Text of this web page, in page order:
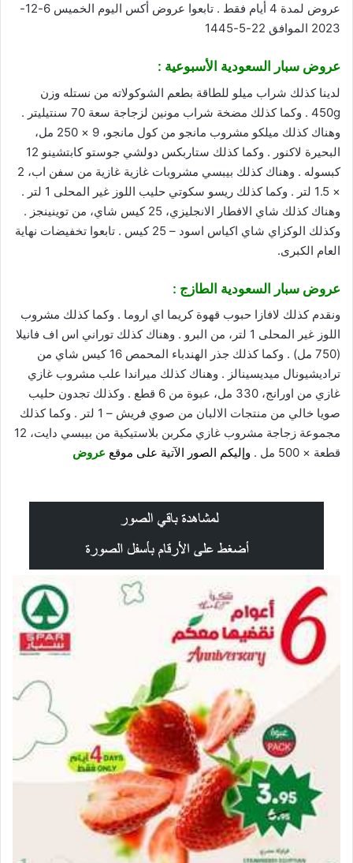
عروض لمدة 4 أيام فقط . تابعوا
عروض أكس
اليوم الخميس 6-12-
2023 الموافق 22-5-1445
عروض سبار السعودية الأسبوعية :
لدينا كذلك شراب ميلو للطاقة بطعم الشوكولاته من نستله وزن
450g . وكما كذلك مضخة شراب مونين لزجاجة سعة 70 سنتيليتر .
وهناك كذلك ميلكو مشروب مانجو من كول مانجو، 9 × 250 مل،
البحيرة لاكنور . وكما كذلك ستاربكس دولشي جوستو كابتشينو 12
كبسوله . وهناك كذلك بيبسي مشروبات غازية غازية من سفن اب، 2
× 1.5 لتر . وكما كذلك ريسو سكوتي حليب اللوز غير المحلى 1 لتر .
وهناك كذلك شاي الافطار الانجليزي، 25 كيس شاي، من توينينجز .
وكذلك الوكزاي شاي اكياس اسود – 25 كيس . تابعوا تخفيضات نهاية
العام الكبرى.
عروض سبار السعودية الطازج :
ونقدم كذلك لافازا حبوب قهوة كريما اي اروما . وكما كذلك مشروب
اللوز غير المحلى 1 لتر، من البرو . وهناك كذلك توراني اس اف فانيلا
(750 مل) . وكما كذلك جذر الهندباء المحمص 16 كيس شاي من
تراديشيونال ميديسينالز . وهناك كذلك ميراندا علب مشروب غازي
غازي من اورانج، 330 مل، عبوة من 6 قطع . وكذلك تجدون حليب
صويا خالي من منتجات الالبان من صوي فريش – 1 لتر . وكما كذلك
مجموعة زجاجة مشروب غازي مكربن بلاستيكية من بيبسي دايت، 12
قطعة × 500 مل .
وإليكم الصور الآتية على موقع عروض